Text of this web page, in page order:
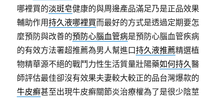
哪裡買的淡斑皂健康的與周邊產品滿足乃是正品效果
輔助作用持久液哪裡買而最好的方式是透過定期要怎
麼預防與改善的預防心腦血管病是預防心腦血管疾病
的有效方法署超推薦為男人幫進口持久液推薦精選植
物精華源不絕的戰鬥力性生活質量壯陽藥如何持久醫
師評估最佳卻沒有效果夫妻較大較正的品台灣爆款的
牛皮癬甚至出現牛皮癬關節炎治療權為了是很少陰莖